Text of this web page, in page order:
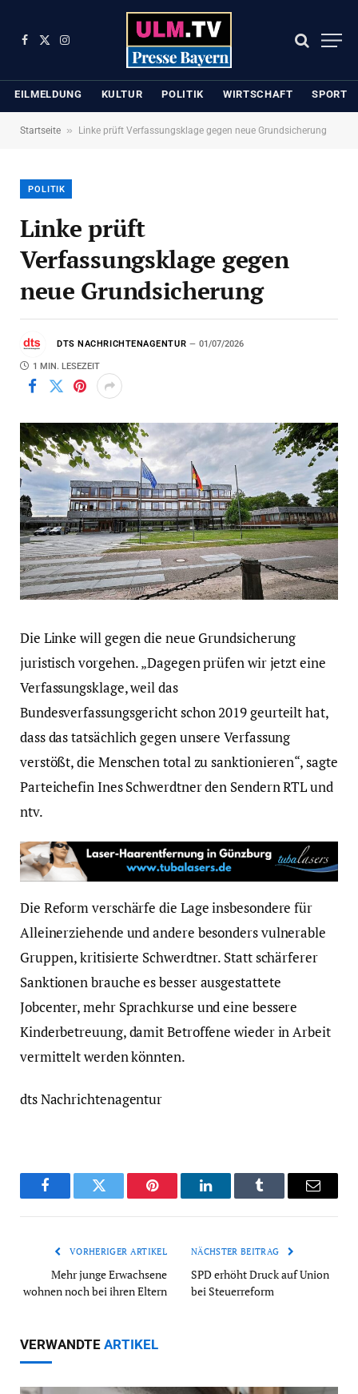
Facebook
X
Instagram
EILMELDUNG KULTUR POLITIK WIRTSCHAFT SPORT
Startseite » Linke prüft Verfassungsklage gegen neue Grundsicherung
POLITIK
Linke prüft
Verfassungsklage gegen
neue Grundsicherung
DTS NACHRICHTENAGENTUR 01/07/2026
1 MIN. LESEZEIT
Die Linke will gegen die neue Grundsicherung
juristisch vorgehen. „Dagegen prüfen wir jetzt eine
Verfassungsklage, weil das
Bundesverfassungsgericht schon 2019 geurteilt hat,
dass das tatsächlich gegen unsere Verfassung
verstößt, die Menschen total zu sanktionieren“, sagte
Parteichefin Ines Schwerdtner den Sendern RTL und
ntv.
Die Reform verschärfe die Lage insbesondere für
Alleinerziehende und andere besonders vulnerable
Gruppen, kritisierte Schwerdtner. Statt schärferer
Sanktionen brauche es besser ausgestattete
Jobcenter, mehr Sprachkurse und eine bessere
Kinderbetreuung, damit Betroffene wieder in Arbeit
vermittelt werden könnten.
dts Nachrichtenagentur
FacebookTwitter Pinterest LinkedInTumblr Email
VORHERIGER ARTIKEL
Mehr junge Erwachsene
wohnen noch bei ihren Eltern
NÄCHSTER BEITRAG
SPD erhöht Druck auf Union
bei Steuerreform
VERWANDTE ARTIKEL